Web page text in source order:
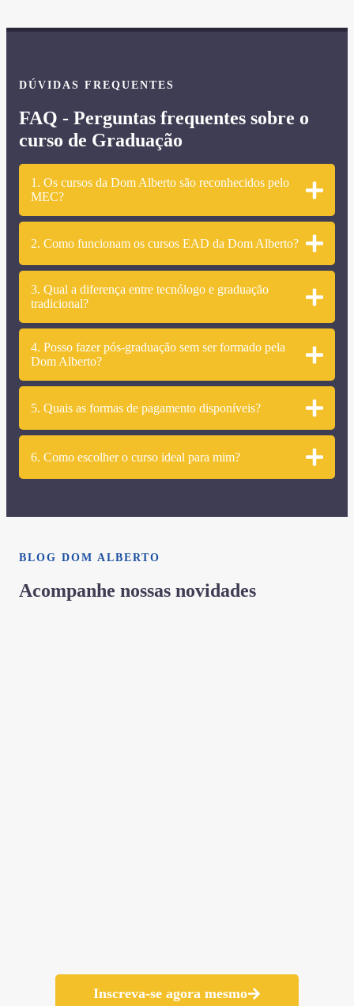
DÚVIDAS FREQUENTES
FAQ - Perguntas frequentes sobre o
curso de Graduação
1. Os cursos da Dom Alberto são reconhecidos pelo
MEC?
2. Como funcionam os cursos EAD da Dom Alberto?
3. Qual a diferença entre tecnólogo e graduação
tradicional?
4. Posso fazer pós-graduação sem ser formado pela
Dom Alberto?
5. Quais as formas de pagamento disponíveis?
6. Como escolher o curso ideal para mim?
BLOG DOM ALBERTO
Acompanhe nossas novidades
Inscreva-se agora mesmo